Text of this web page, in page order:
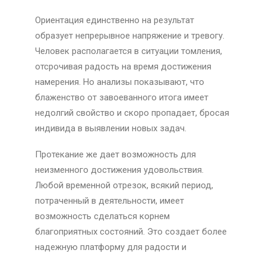
Ориентация единственно на результат
образует непрерывное напряжение и тревогу.
Человек располагается в ситуации томления,
отсрочивая радость на время достижения
намерения. Но анализы показывают, что
блаженство от завоеванного итога имеет
недолгий свойство и скоро пропадает, бросая
индивида в выявлении новых задач.
Протекание же дает возможность для
неизменного достижения удовольствия.
Любой временной отрезок, всякий период,
потраченный в деятельности, имеет
возможность сделаться корнем
благоприятных состояний. Это создает более
надежную платформу для радости и